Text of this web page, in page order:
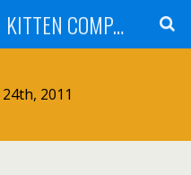
はなうた手帖 ♪ KITTEN COMPANY
2011